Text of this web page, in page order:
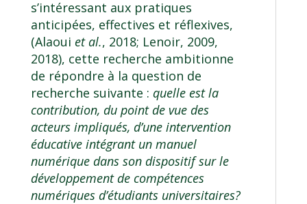
s’intéressant aux pratiques
anticipées, effectives et réflexives,
(Alaoui et al., 2018; Lenoir, 2009,
2018), cette recherche ambitionne
de répondre à la question de
recherche suivante : quelle est la
contribution, du point de vue des
acteurs impliqués, d’une intervention
éducative intégrant un manuel
numérique dans son dispositif sur le
développement de compétences
numériques d’étudiants universitaires?